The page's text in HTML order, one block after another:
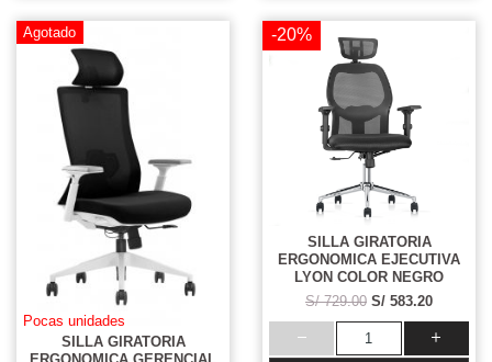
Agotado
Pocas unidades
SILLA GIRATORIA
-20%
SILLA GIRATORIA
ERGONOMICA EJECUTIVA
LYON COLOR NEGRO
S/ 729.00 S/ 583.20